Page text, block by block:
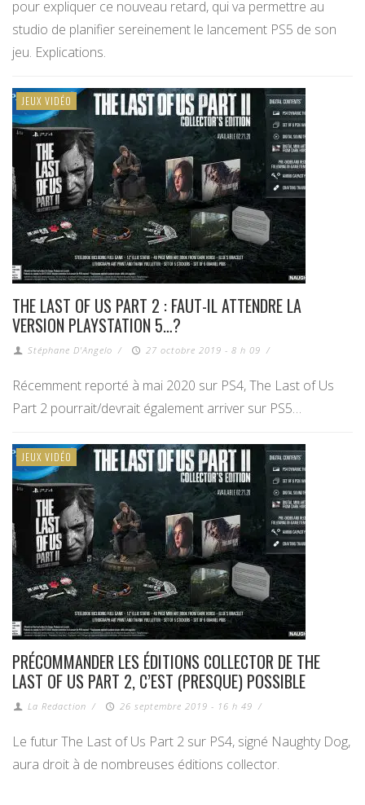
pour expliquer ce nouveau retard, qui va permettre au
studio de planifier sereinement le lancement PS5 de son
jeu. Explications.
JEUX VIDÉO
THE LAST OF US PART 2 : FAUT-IL ATTENDRE LA
VERSION PLAYSTATION 5…?
Stéphane D'Angelo / 27 octobre 2019 - 8 h 09 /
Récemment reporté à mai 2020 sur PS4, The Last of Us
Part 2 pourrait/devrait également arriver sur PS5…
JEUX VIDÉO
PRÉCOMMANDER LES ÉDITIONS COLLECTOR DE THE
LAST OF US PART 2, C’EST (PRESQUE) POSSIBLE
La Redaction / 26 septembre 2019 - 16 h 49 /
Le futur The Last of Us Part 2 sur PS4, signé Naughty Dog,
aura droit à de nombreuses éditions collector.